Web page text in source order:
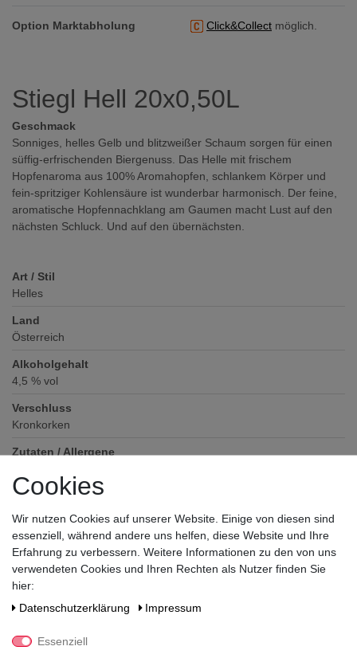
Option Marktabholung Click&Collect möglich.
Stiegl Hell 20x0,50L
Geschmack
Sonniges, helles Gelb und blitzweißer Schaum sorgen für einen
süffig-erfrischenden Biergenuss. Das Helle mit frischem
Hopfenaroma aus 100% Aromahopfen, schlankem Körper und
fein-spritziger Kohlensäure ist wunderbar harmonisch. Der feine,
aromatische Hopfennachklang am Gaumen macht Lust auf den
nächsten Schluck. Und auf den übernächsten.
Art / Stil
Helles
Land
Österreich
Alkoholgehalt
4,5 % vol
Verschluss
Kronkorken
Zutaten / Allergene
Hersteller / Importeur
Stiegl Privatbrauerei, Kendlerstraße 1, 5017 Salzburg, Österreich
Noch sind keine Bewertungen vorhanden.
Cookies
Wir nutzen Cookies auf unserer Website. Einige von diesen sind
essenziell, während andere uns helfen, diese Website und Ihre
Erfahrung zu verbessern. Weitere Informationen zu den von uns
verwendeten Cookies und Ihren Rechten als Nutzer finden Sie
hier:
Daten­schutz­erklärung
Impressum
Essenziell